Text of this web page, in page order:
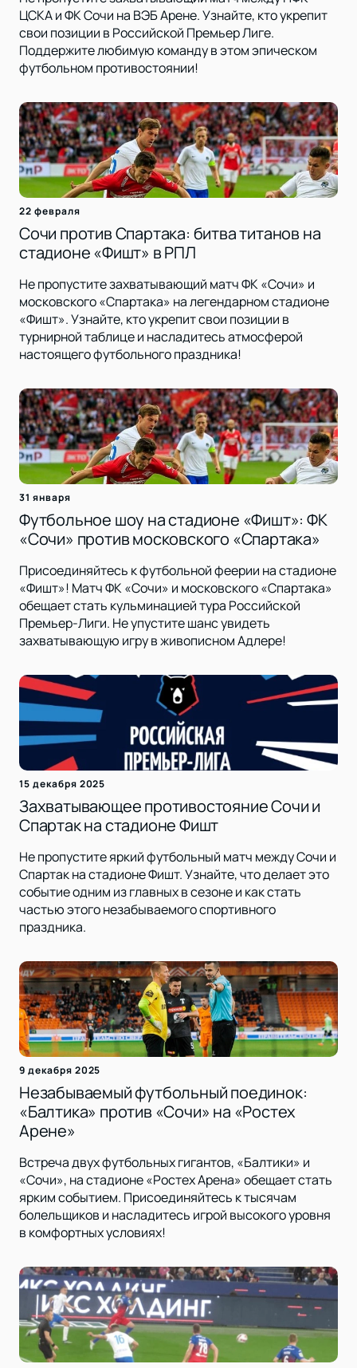
ЦСКА и ФК Сочи на ВЭБ Арене. Узнайте, кто укрепит
свои позиции в Российской Премьер Лиге.
Поддержите любимую команду в этом эпическом
футбольном противостоянии!
22 февраля
Сочи против Спартака: битва титанов на
стадионе «Фишт» в РПЛ
Не пропустите захватывающий матч ФК «Сочи» и
московского «Спартака» на легендарном стадионе
«Фишт». Узнайте, кто укрепит свои позиции в
турнирной таблице и насладитесь атмосферой
настоящего футбольного праздника!
31 января
Футбольное шоу на стадионе «Фишт»: ФК
«Сочи» против московского «Спартака»
Присоединяйтесь к футбольной феерии на стадионе
«Фишт»! Матч ФК «Сочи» и московского «Спартака»
обещает стать кульминацией тура Российской
Премьер-Лиги. Не упустите шанс увидеть
захватывающую игру в живописном Адлере!
15 декабря 2025
Захватывающее противостояние Сочи и
Спартак на стадионе Фишт
Не пропустите яркий футбольный матч между Сочи и
Спартак на стадионе Фишт. Узнайте, что делает это
событие одним из главных в сезоне и как стать
частью этого незабываемого спортивного
праздника.
9 декабря 2025
Незабываемый футбольный поединок:
«Балтика» против «Сочи» на «Ростех
Арене»
Встреча двух футбольных гигантов, «Балтики» и
«Сочи», на стадионе «Ростех Арена» обещает стать
ярким событием. Присоединяйтесь к тысячам
болельщиков и насладитесь игрой высокого уровня
в комфортных условиях!